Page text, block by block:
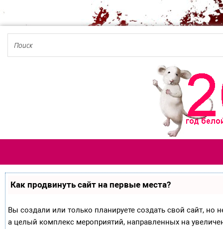
Как продвинуть сайт на первые места?
Вы создали или только планируете создать свой сайт, но
а целый комплекс мероприятий, направленных на